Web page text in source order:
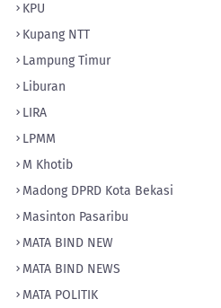
KPU
Kupang NTT
Lampung Timur
Liburan
LIRA
LPMM
M Khotib
Madong DPRD Kota Bekasi
Masinton Pasaribu
MATA BIND NEW
MATA BIND NEWS
MATA POLITIK